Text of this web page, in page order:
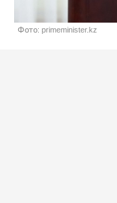
Фото: primeminister.kz